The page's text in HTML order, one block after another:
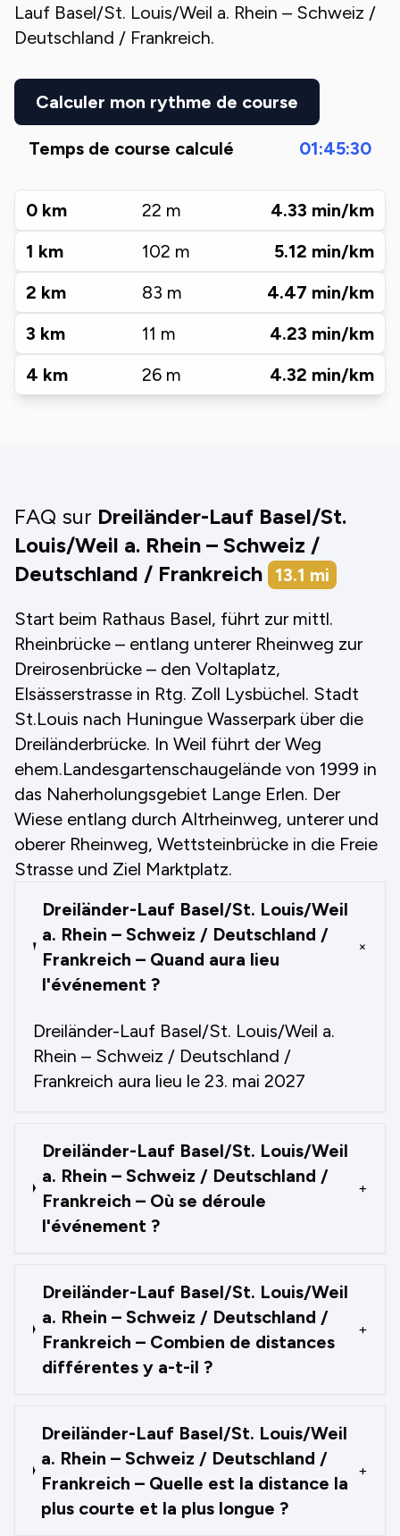
Lauf Basel/St. Louis/Weil a. Rhein – Schweiz /
Deutschland / Frankreich.
Calculer mon rythme de course
Temps de course calculé 01:45:30
0 km 22 m 4.33 min/km
1 km 102 m 5.12 min/km
2 km 83 m 4.47 min/km
3 km 11 m 4.23 min/km
4 km 26 m 4.32 min/km
FAQ sur Dreiländer-Lauf Basel/St.
Louis/Weil a. Rhein – Schweiz /
Deutschland / Frankreich
13.1 mi
Start beim Rathaus Basel, führt zur mittl.
Rheinbrücke – entlang unterer Rheinweg zur
Dreirosenbrücke – den Voltaplatz,
Elsässerstrasse in Rtg. Zoll Lysbüchel. Stadt
St.Louis nach Huningue Wasserpark über die
Dreiländerbrücke. In Weil führt der Weg
ehem.Landesgartenschaugelände von 1999 in
das Naherholungsgebiet Lange Erlen. Der
Wiese entlang durch Altrheinweg, unterer und
oberer Rheinweg, Wettsteinbrücke in die Freie
Strasse und Ziel Marktplatz.
Dreiländer-Lauf Basel/St. Louis/Weil
a. Rhein – Schweiz / Deutschland /
Frankreich – Quand aura lieu
l'événement ?
+
Dreiländer-Lauf Basel/St. Louis/Weil a.
Rhein – Schweiz / Deutschland /
Frankreich aura lieu le 23. mai 2027
Dreiländer-Lauf Basel/St. Louis/Weil
a. Rhein – Schweiz / Deutschland /
Frankreich – Où se déroule
l'événement ?
+
Dreiländer-Lauf Basel/St. Louis/Weil
a. Rhein – Schweiz / Deutschland /
Frankreich – Combien de distances
différentes y a-t-il ?
+
Dreiländer-Lauf Basel/St. Louis/Weil
a. Rhein – Schweiz / Deutschland /
Frankreich – Quelle est la distance la
plus courte et la plus longue ?
+